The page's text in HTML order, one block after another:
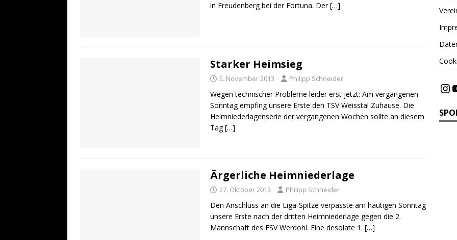
in Freudenberg bei der Fortuna. Der[…]
Starker Heimsieg
5. November 2013 Philipp Schneider
Wegen technischer Probleme leider erst jetzt: Am vergangenen
Sonntag empfing unsere Erste den TSV Weisstal Zuhause. Die
Heimniederlagenserie der vergangenen Wochen sollte an diesem
Tag[…]
Ärgerliche Heimniederlage
27. Oktober 2013 Philipp Schneider
Den Anschluss an die Liga-Spitze verpasste am häutigen Sonntag
unsere Erste nach der dritten Heimniederlage gegen die 2.
Mannschaft des FSV Werdohl. Eine desolate 1. […]